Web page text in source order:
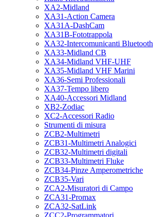
XA2-Midland
XA31-Action Camera
XA31A-DashCam
XA31B-Fototrappola
XA32-Intercomunicanti Bluetooth
XA33-Midland CB
XA34-Midland VHF-UHF
XA35-Midland VHF Marini
XA36-Semi Professionali
XA37-Tempo libero
XA40-Accessori Midland
XB2-Zodiac
XC2-Accessori Radio
Strumenti di misura
ZCB2-Multimetri
ZCB31-Multimetri Analogici
ZCB32-Multimetri digitali
ZCB33-Multimetri Fluke
ZCB34-Pinze Amperometriche
ZCB35-Vari
ZCA2-Misuratori di Campo
ZCA31-Promax
ZCA32-SatLink
ZCC2-Programmatori